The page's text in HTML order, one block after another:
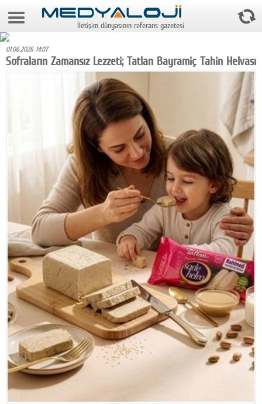
9 Ağustos 2026 15:27:20
Foto Galeri
Reyting-tiraj
Teknoloji
Televizyon
Dünya
Pr
Facebook
Diziler
Karikatür
Youtube
Polemik
İletişim dünyasının referans gazetesi
01.06.2026 14:07
Sofraların Zamansız Lezzeti; Tatlan Bayramiç Tahin Helvası